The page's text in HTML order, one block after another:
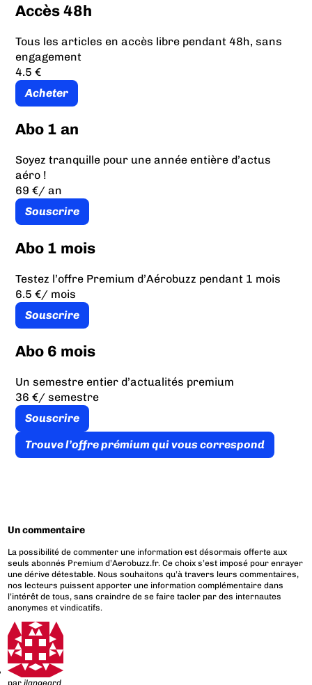
Accès 48h
Tous les articles en accès libre pendant 48h, sans
engagement
4.5 €
Acheter
Abo 1 an
Soyez tranquille pour une année entière d’actus
aéro !
69 €/ an
Souscrire
Abo 1 mois
Testez l’offre Premium d’Aérobuzz pendant 1 mois
6.5 €/ mois
Souscrire
Abo 6 mois
Un semestre entier d’actualités premium
36 €/ semestre
Souscrire
Trouve l’offre prémium qui vous correspond
Un commentaire
La possibilité de commenter une information est désormais offerte aux
seuls abonnés Premium d’Aerobuzz.fr. Ce choix s’est imposé pour enrayer
une dérive détestable. Nous souhaitons qu’à travers leurs commentaires,
nos lecteurs puissent apporter une information complémentaire dans
l’intérêt de tous, sans craindre de se faire tacler par des internautes
anonymes et vindicatifs.